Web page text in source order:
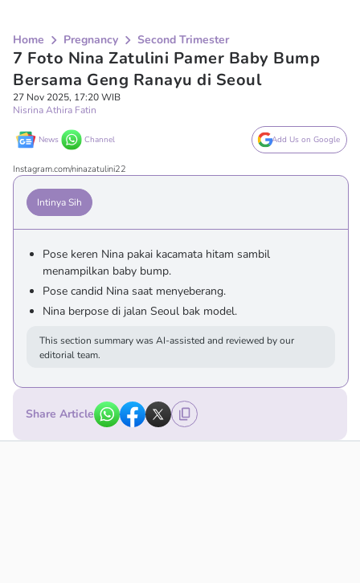
Home Pregnancy Second Trimester
7 Foto Nina Zatulini Pamer Baby Bump
Bersama Geng Ranayu di Seoul
27 Nov 2025, 17:20 WIB
Nisrina Athira Fatin
News Channel Add Us on Google
Instagram.com/ninazatulini22
Intinya Sih
Pose keren Nina pakai kacamata hitam sambil
menampilkan baby bump.
Pose candid Nina saat menyeberang.
Nina berpose di jalan Seoul bak model.
This section summary was AI-assisted and reviewed by our
editorial team.
Share Article